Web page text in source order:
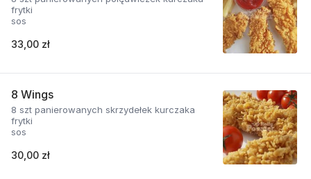
frytki
sos
33,00 zł
8 Wings
8 szt panierowanych skrzydełek kurczaka
frytki
sos
30,00 zł